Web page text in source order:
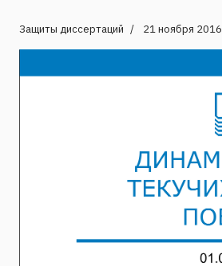
Защиты диссертаций 21 ноября 2016